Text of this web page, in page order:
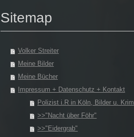
Sitemap
Volker Streiter
Meine Bilder
Meine Bücher
Impressum + Datenschutz + Kontakt
Polizist i.R in Köln, Bilder u.
>>"Nacht über Föhr"
>>"Eidergrab"